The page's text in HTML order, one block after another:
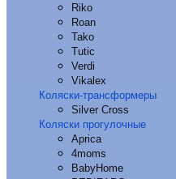
Riko
Roan
Tako
Tutic
Verdi
Vikalex
Коляски-трансформеры
Silver Cross
Коляски прогулочные
Aprica
4moms
BabyHome